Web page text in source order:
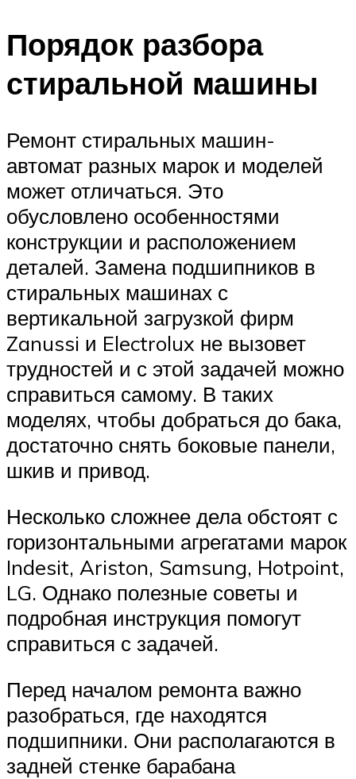
Порядок разбора
стиральной машины
Ремонт стиральных машин-
автомат разных марок и моделей
может отличаться. Это
обусловлено особенностями
конструкции и расположением
деталей. Замена подшипников в
стиральных машинах с
вертикальной загрузкой фирм
Zanussi и Electrolux не вызовет
трудностей и с этой задачей можно
справиться самому. В таких
моделях, чтобы добраться до бака,
достаточно снять боковые панели,
шкив и привод.
Несколько сложнее дела обстоят с
горизонтальными агрегатами марок
Indesit, Ariston, Samsung, Hotpoint,
LG. Однако полезные советы и
подробная инструкция помогут
справиться с задачей.
Перед началом ремонта важно
разобраться, где находятся
подшипники. Они располагаются в
задней стенке барабана